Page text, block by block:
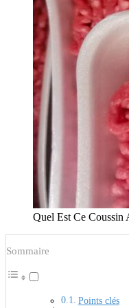
Quel Est Ce Coussin
Sommaire
Points clés